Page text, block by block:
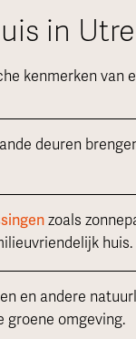
in
kenmerken van
deuren
zoals
huis.
en andere
groene omgeving.